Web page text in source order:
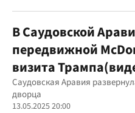
В Саудовской
передвижной
визита
Саудовская Аравия
дворца
13.05.2025 20:00